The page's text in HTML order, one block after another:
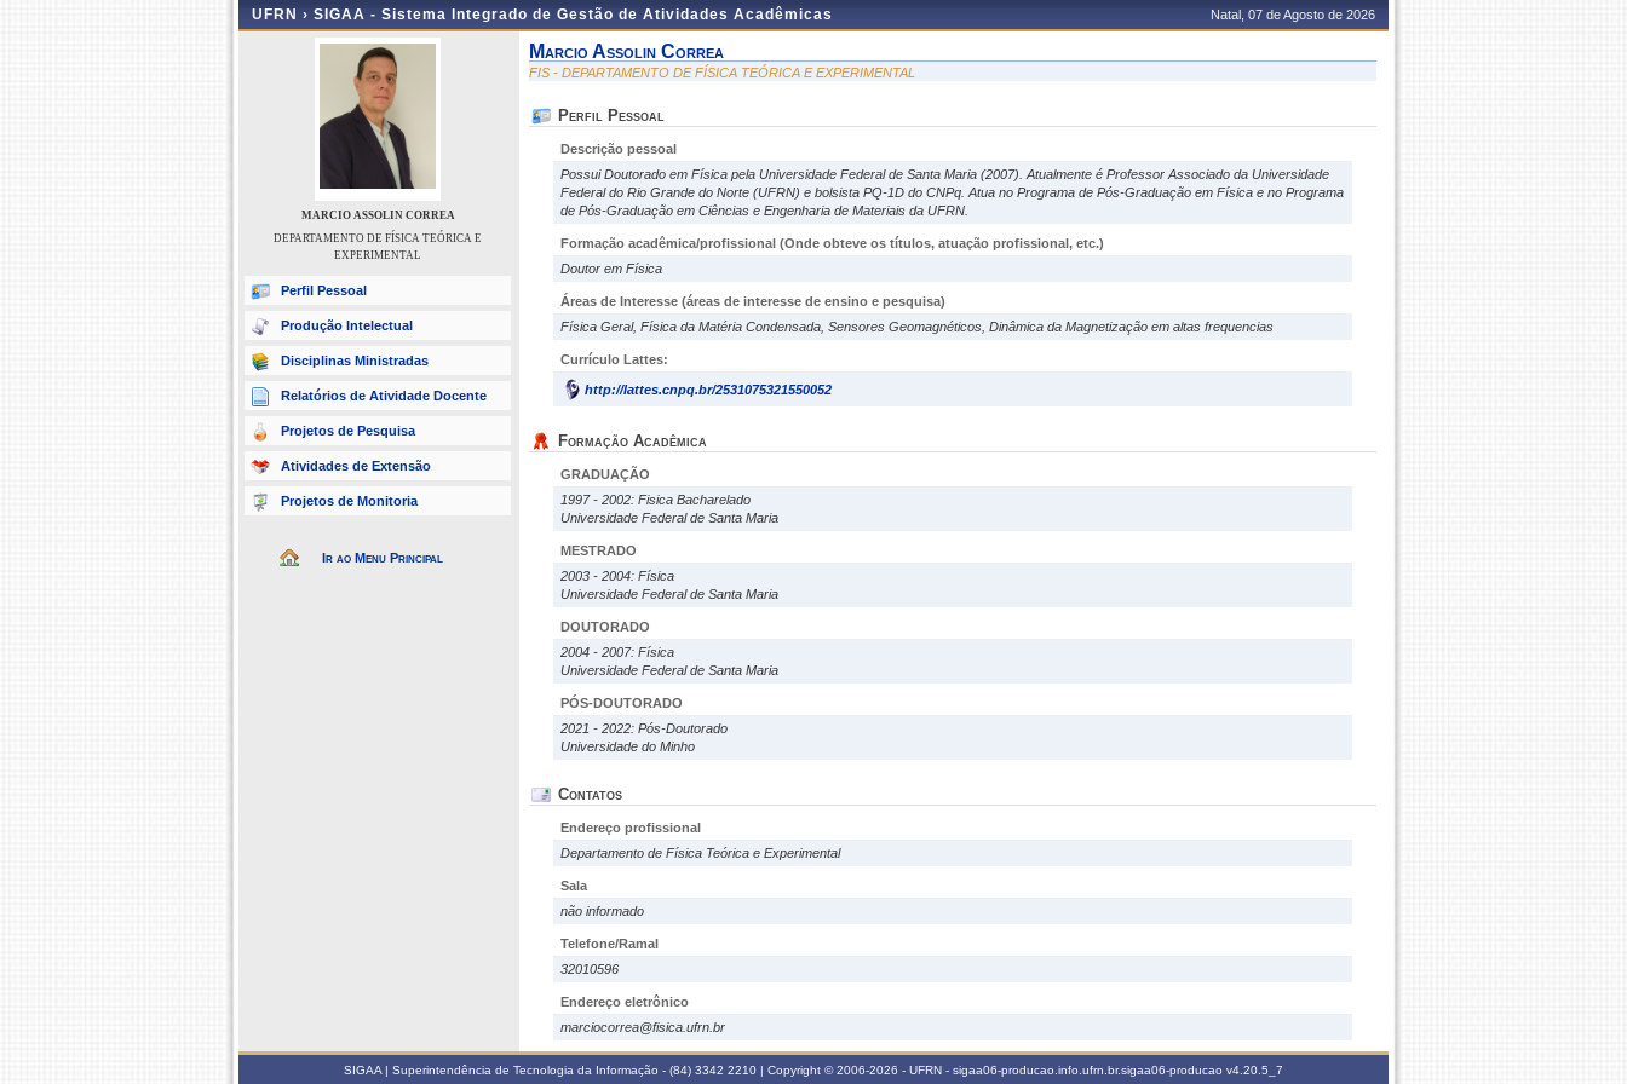
UFRN › SIGAA - Sistema Integrado de Gestão de Atividades Acadêmicas Natal, 07 de Agosto de 2026
MARCIO ASSOLIN CORREA
DEPARTAMENTO DE FÍSICA TEÓRICA E
EXPERIMENTAL
Perfil Pessoal
Produção Intelectual
Disciplinas Ministradas
Relatórios de Atividade Docente
Projetos de Pesquisa
Atividades de Extensão
Projetos de Monitoria
Ir ao Menu Principal
Marcio Assolin Correa
FIS - DEPARTAMENTO DE FÍSICA TEÓRICA E EXPERIMENTAL
Perfil Pessoal
Descrição pessoal
Possui Doutorado em Física pela Universidade Federal de Santa Maria (2007). Atualmente é Professor Associado da Universidade
Federal do Rio Grande do Norte (UFRN) e bolsista PQ-1D do CNPq. Atua no Programa de Pós-Graduação em Física e no Programa
de Pós-Graduação em Ciências e Engenharia de Materiais da UFRN.
Formação acadêmica/profissional (Onde obteve os títulos, atuação profissional, etc.)
Doutor em Física
Áreas de Interesse (áreas de interesse de ensino e pesquisa)
Física Geral, Física da Matéria Condensada, Sensores Geomagnéticos, Dinâmica da Magnetização em altas frequencias
Currículo Lattes:
http://lattes.cnpq.br/2531075321550052
Formação Acadêmica
GRADUAÇÃO
1997 - 2002: Fisica Bacharelado
Universidade Federal de Santa Maria
MESTRADO
2003 - 2004: Física
Universidade Federal de Santa Maria
DOUTORADO
2004 - 2007: Física
Universidade Federal de Santa Maria
PÓS-DOUTORADO
2021 - 2022: Pós-Doutorado
Universidade do Minho
Contatos
Endereço profissional
Departamento de Física Teórica e Experimental
Sala
não informado
Telefone/Ramal
32010596
Endereço eletrônico
marciocorrea@fisica.ufrn.br
SIGAA | Superintendência de Tecnologia da Informação - (84) 3342 2210 | Copyright © 2006-2026 - UFRN - sigaa06-producao.info.ufrn.br.sigaa06-producao v4.20.5_7